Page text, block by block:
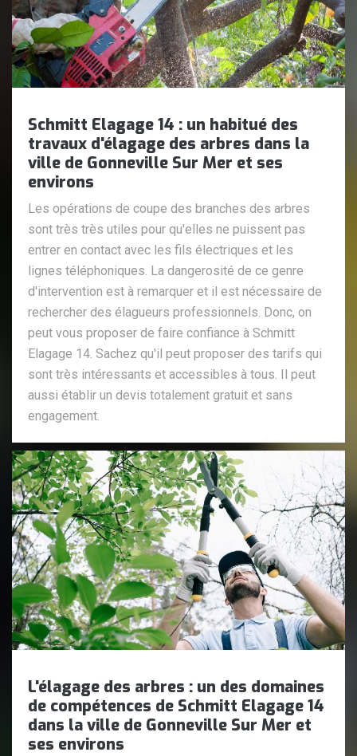
Schmitt Elagage 14 : un habitué des
travaux d'élagage des arbres dans la
ville de Gonneville Sur Mer et ses
environs
Les opérations de coupe des branches des arbres
sont très très utiles pour qu'elles ne puissent pas
entrer en contact avec les fils électriques et les
lignes téléphoniques. La dangerosité de ce genre
d'intervention est à remarquer et il est nécessaire de
rechercher des élagueurs professionnels. Donc, on
peut vous proposer de faire confiance à Schmitt
Elagage 14. Sachez qu'il peut proposer des tarifs qui
sont très intéressants et accessibles à tous. Il peut
aussi établir un devis totalement gratuit et sans
engagement.
L'élagage des arbres : un des domaines
de compétences de Schmitt Elagage 14
dans la ville de Gonneville Sur Mer et
ses environs